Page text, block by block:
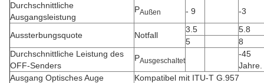
Durchschnittliche
Ausgangsleistung
PAußen - 9 -3
Aussterbungsquote Notfall
3.5
5.8
5
8
Durchschnittliche Leistung des
OFF-Senders
PAusgeschaltet
-45
Jahre.
Ausgang Optisches Auge
Kompatibel mit ITU-T G.957